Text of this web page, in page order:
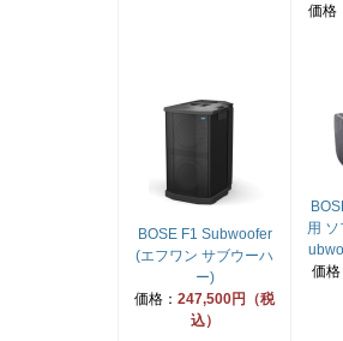
価格
BOSE F1 Subwoofer
(エフワン サブウーハ
ー)
価格： 247,500円（税
込）
用
価